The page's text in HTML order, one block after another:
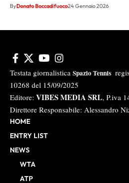
ByDonato Boccadifuoco24 Gennaio 2026
Testata giornalistica Spazio Tennis
10268 del 15/09/2025
Editore: VIBES MEDIA SRL, P.iva
Direttore Responsabile: Alessandro
HOME
ENTRY LIST
NEWS
WTA
ATP